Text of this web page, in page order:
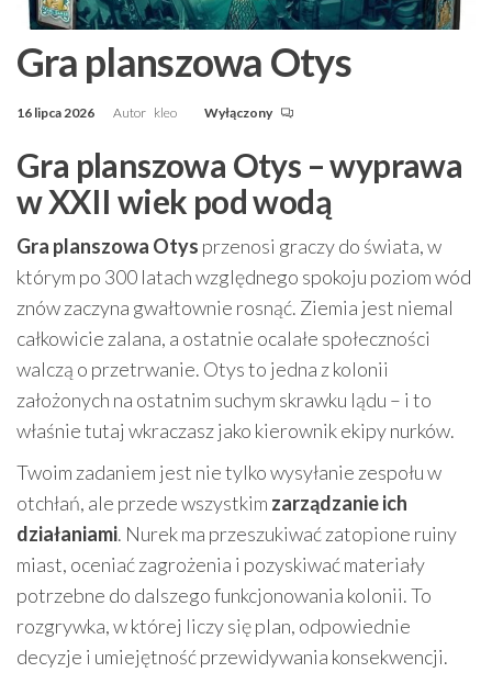
Gra planszowa Otys
16 lipca 2026 Autor kleo Wyłączony
Gra planszowa Otys – wyprawa
w XXII wiek pod wodą
Gra planszowa Otys przenosi graczy do świata, w
którym po 300 latach względnego spokoju poziom wód
znów zaczyna gwałtownie rosnąć. Ziemia jest niemal
całkowicie zalana, a ostatnie ocalałe społeczności
walczą o przetrwanie. Otys to jedna z kolonii
założonych na ostatnim suchym skrawku lądu – i to
właśnie tutaj wkraczasz jako kierownik ekipy nurków.
Twoim zadaniem jest nie tylko wysyłanie zespołu w
otchłań, ale przede wszystkim zarządzanie ich
działaniami. Nurek ma przeszukiwać zatopione ruiny
miast, oceniać zagrożenia i pozyskiwać materiały
potrzebne do dalszego funkcjonowania kolonii. To
rozgrywka, w której liczy się plan, odpowiednie
decyzje i umiejętność przewidywania konsekwencji.